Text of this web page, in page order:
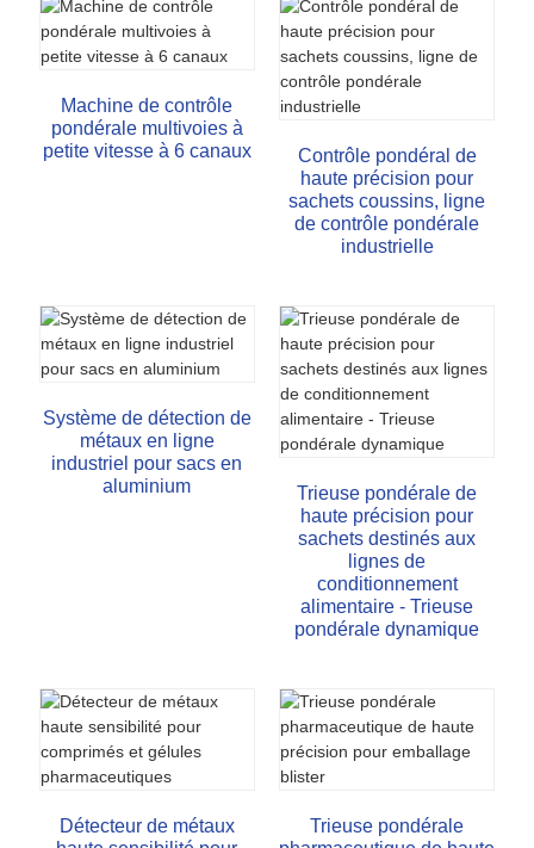
Machine de contrôle
pondérale multivoies à
petite vitesse à 6 canaux
Contrôle pondéral de
haute précision pour
sachets coussins, ligne
de contrôle pondérale
industrielle
Système de détection de
métaux en ligne
industriel pour sacs en
aluminium
Trieuse pondérale de
haute précision pour
sachets destinés aux
lignes de
conditionnement
alimentaire - Trieuse
pondérale dynamique
Détecteur de métaux
Trieuse pondérale